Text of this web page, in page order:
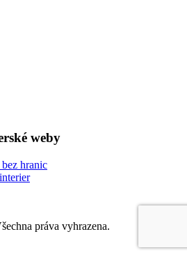
weby
hranic
práva vyhrazena.